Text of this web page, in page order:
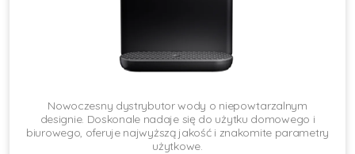
Nowoczesny dystrybutor wody o niepowtarzalnym
designie. Doskonale nadaje się do użytku domowego i
biurowego, oferuje najwyższą jakość i znakomite parametry
użytkowe.